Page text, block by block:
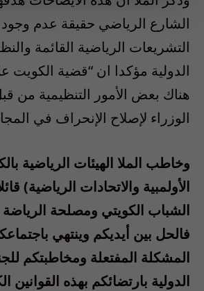
الشارع الرياضي حقيقة عدم
التشريعات الرياضية القائمة
الدولية مؤكدا ان “قضية الكويت
هناك بعض الأمور التنظيمية من
الوزراء لإصلاح الإنحراف في
وخاطب الملا الهيئات الرياضية
الأولمبية والاتحادات الرياضية)
الشباب الكويتي ومصلحة الرياضة
فالحل بين أيديكم وينتهي
المشكلة المفتعلة ومخاطبتكم
الدولية بارتضائكم بهذه القوانين